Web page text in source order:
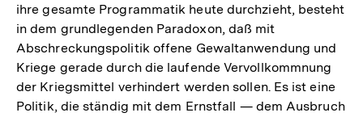
ihre gesamte Programmatik heute durchzieht, besteht
in dem grundlegenden Paradoxon, daß mit
Abschreckungspolitik offene Gewaltanwendung und
Kriege gerade durch die laufende Vervollkommnung
der Kriegsmittel verhindert werden sollen. Es ist eine
Politik, die ständig mit dem Ernstfall — dem Ausbruch